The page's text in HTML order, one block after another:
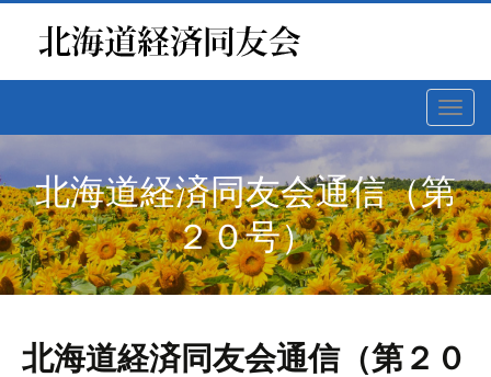
北海道経済同友会通信（第
２０号）
北海道経済同友会通信（第２０